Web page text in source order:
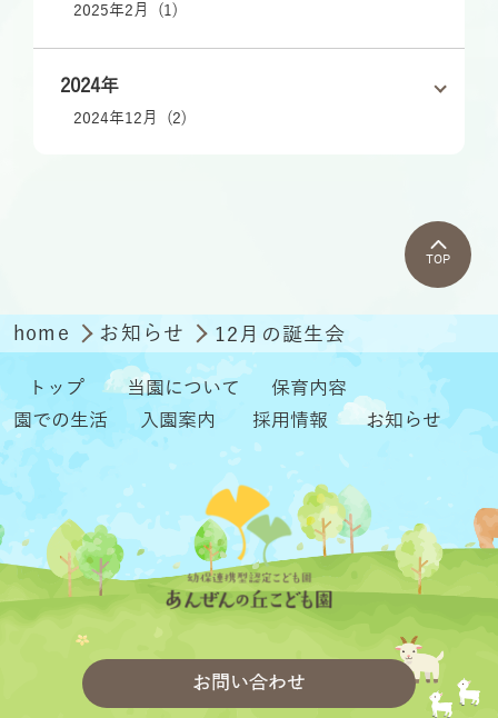
2025年2月 (1)
2024年
2024年12月 (2)
TOP
home お知らせ 12月の誕生会
トップ 当園について
保育内容
園での生活
入園案内 採用情報 お知らせ
お問い合わせ